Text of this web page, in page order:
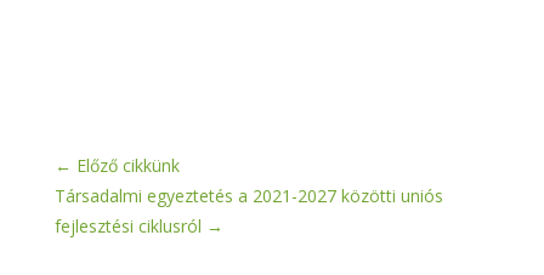
← Előző cikkünk
Társadalmi egyeztetés a 2021-2027 közötti uniós
fejlesztési ciklusról →